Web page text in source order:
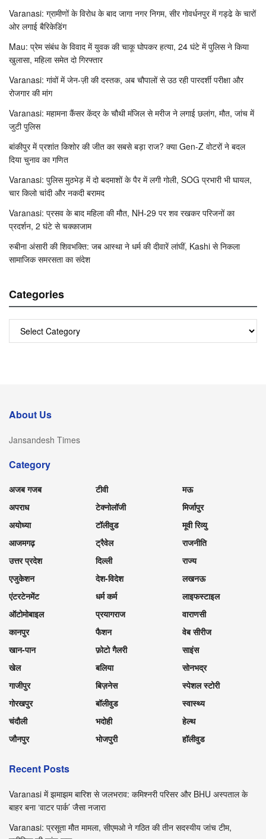
Varanasi: ग्रामीणों के विरोध के बाद जागा नगर निगम, सीर गोवर्धनपुर में गड्ढे के चारों
ओर लगाई बैरिकेडिंग
Mau: प्रेम संबंध के विवाद में युवक की चाकू घोपकर हत्या, 24 घंटे में पुलिस ने किया
खुलासा, महिला समेत दो गिरफ्तार
Varanasi: गांवों में जेन-ज़ी की दस्तक, अब चौपालों से उठ रही पारदर्शी परीक्षा और
रोजगार की मांग
Varanasi: महामना कैंसर केंद्र के चौथी मंजिल से मरीज ने लगाई छलांग, मौत, जांच में
जुटी पुलिस
बांकीपुर में प्रशांत किशोर की जीत का सबसे बड़ा राज? क्या Gen-Z वोटरों ने बदल
दिया चुनाव का गणित
Varanasi: पुलिस मुठभेड़ में दो बदमाशों के पैर में लगी गोली, SOG प्रभारी भी घायल,
चार किलो चांदी और नकदी बरामद
Varanasi: प्रसव के बाद महिला की मौत, NH-29 पर शव रखकर परिजनों का
प्रदर्शन, 2 घंटे से चक्काजाम
रुबीना अंसारी की शिवभक्ति: जब आस्था ने धर्म की दीवारें लांघीं, Kashi से निकला
सामाजिक समरसता का संदेश
Categories
Categories
About Us
Jansandesh Times
Category
अजब गजब
अपराध
अयोध्या
आजमगढ़
उत्तर प्रदेश
एजुकेशन
एंटरटेनमेंट
ऑटोमोबाइल
कानपुर
खान-पान
खेल
गाजीपुर
गोरखपुर
चंदौली
जौनपुर
टीवी
टेक्नोलॉजी
टॉलीवुड
ट्रैवेल
दिल्ली
देश-विदेश
धर्म कर्म
प्रयागराज
फैशन
फ़ोटो गैलरी
बलिया
बिज़नेस
बॉलीवुड
भदोही
भोजपुरी
मऊ
मिर्जापुर
मूवी रिव्यु
राजनीति
राज्य
लखनऊ
लाइफस्टाइल
वाराणसी
वेब सीरीज
साइंस
सोनभद्र
स्पेशल स्टोरी
स्वास्थ्य
हेल्थ
हॉलीवुड
Recent Posts
Varanasi में झमाझम बारिश से जलभराव: कमिश्नरी परिसर और BHU अस्पताल के
बाहर बना ‘वाटर पार्क’ जैसा नजारा
Varanasi: प्रसूता मौत मामला, सीएमओ ने गठित की तीन सदस्यीय जांच टीम,